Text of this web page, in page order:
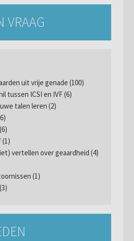
VRAAG
uit vrije genade (100)
tussen ICSI en IVF (6)
talen leren (2)
vertellen over geaardheid (4)
(1)